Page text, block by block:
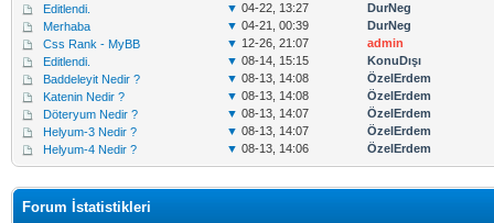
Editlendi.
▼ 04-22, 13:27
DurNeg
Merhaba
▼ 04-21, 00:39
DurNeg
Css Rank - MyBB
▼ 12-26, 21:07
admin
Editlendi.
▼ 08-14, 15:15
KonuDışı
Baddeleyit Nedir ?
▼ 08-13, 14:08
ÖzelErdem
Katenin Nedir ?
▼ 08-13, 14:08
ÖzelErdem
Döteryum Nedir ?
▼ 08-13, 14:07
ÖzelErdem
Helyum-3 Nedir ?
▼ 08-13, 14:07
ÖzelErdem
Helyum-4 Nedir ?
▼ 08-13, 14:06 ÖzelErdem
Forum İstatistikleri